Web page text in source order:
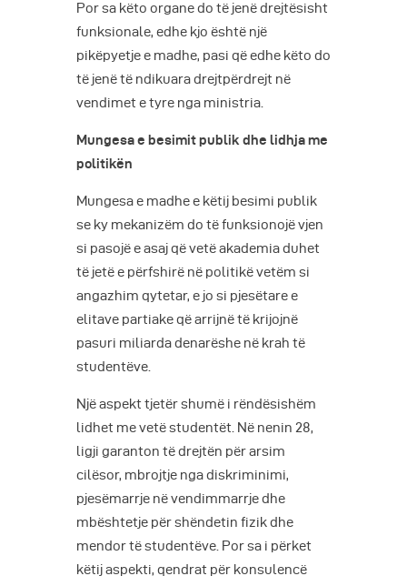
Por sa këto organe do të jenë drejtësisht
funksionale, edhe kjo është një
pikëpyetje e madhe, pasi që edhe këto do
të jenë të ndikuara drejtpërdrejt në
vendimet e tyre nga ministria.
Mungesa e besimit publik dhe lidhja me
politikën
Mungesa e madhe e këtij besimi publik
se ky mekanizëm do të funksionojë vjen
si pasojë e asaj që vetë akademia duhet
të jetë e përfshirë në politikë vetëm si
angazhim qytetar, e jo si pjesëtare e
elitave partiake që arrijnë të krijojnë
pasuri miliarda denarëshe në krah të
studentëve.
Një aspekt tjetër shumë i rëndësishëm
lidhet me vetë studentët. Në nenin 28,
ligji garanton të drejtën për arsim
cilësor, mbrojtje nga diskriminimi,
pjesëmarrje në vendimmarrje dhe
mbështetje për shëndetin fizik dhe
mendor të studentëve. Por sa i përket
këtij aspekti, qendrat për konsulencë